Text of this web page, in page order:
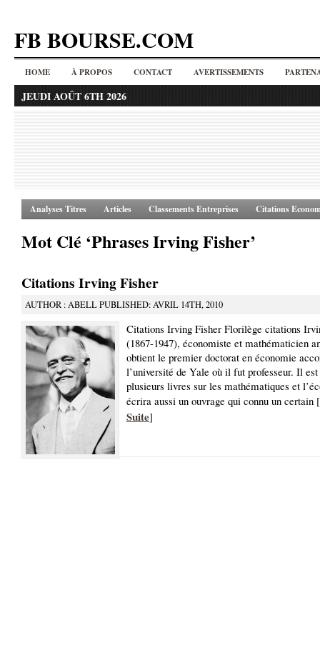
FB BOURSE.COM
HOME À PROPOS CONTACT AVERTISSEMENTS
JEUDI AOÛT 6TH 2026
Analyses Titres Articles Classements Entreprises Citations
Mot Clé ‘Phrases Irving Fisher’
Citations Irving Fisher
AUTHOR : ABELL PUBLISHED: AVRIL 14TH, 2010
Citations Irving Fisher Florilège citations
(1867-1947), économiste et mathématicien
obtient le premier doctorat en économie
l’université de Yale où il fut professeur. Il est
plusieurs livres sur les mathématiques et
écrira aussi un ouvrage qui connu un certain [
Suite]